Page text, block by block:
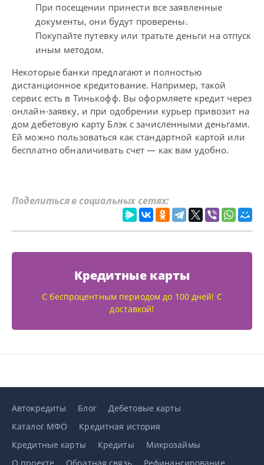
При посещении принести все заявленные
документы, они будут проверены.
Покупайте путевку или тратьте деньги на отпуск
иным методом.
Некоторые банки предлагают и полностью
дистанционное кредитование. Например, такой
сервис есть в Тинькофф. Вы оформляете кредит через
онлайн-заявку, и при одобрении курьер привозит на
дом дебетовую карту Блэк с зачисленными деньгами.
Ей можно пользоваться как стандартной картой или
бесплатно обналичивать счет — как вам удобно.
Поделиться в социальных сетях:
Кредитные карты
С беспроцентным периодом до 100 дней! С
доставкой!
Автокредиты Блог
Дебетовые карты
Каталог МФО
Кредитная история
Кредитные карты
Кредиты
Микрозаймы
О проекте
Обратная связь Рефинансирование